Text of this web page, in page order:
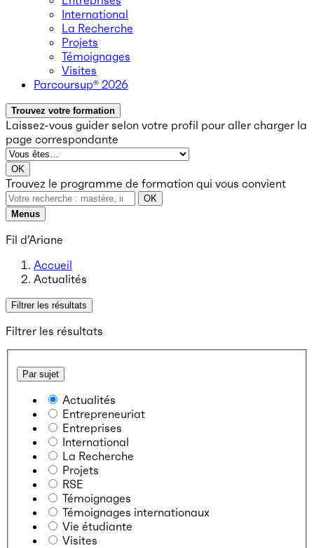
International
La Recherche
Projets
Témoignages
Visites
Parcoursup® 2026
Trouvez votre formation
Laissez-vous guider selon votre profil pour aller charger la
page correspondante
OK
Trouvez le programme de formation qui vous convient
OK
Menus
Fil d’Ariane
Accueil
Actualités
Filtrer les résultats
Filtrer les résultats
Par sujet
Actualités
Entrepreneuriat
Entreprises
International
La Recherche
Projets
RSE
Témoignages
Témoignages internationaux
Vie étudiante
Visites